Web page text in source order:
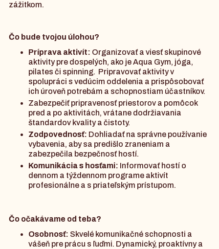
zážitkom.
Čo bude tvojou úlohou?
Príprava aktivít: Organizovať a viesť skupinové
aktivity pre dospelých, ako je Aqua Gym, jóga,
pilates či spinning. Pripravovať aktivity v
spolupráci s vedúcim oddelenia a prispôsobovať
ich úroveň potrebám a schopnostiam účastníkov.
Zabezpečiť pripravenosť priestorov a pomôcok
pred a po aktivitách, vrátane dodržiavania
štandardov kvality a čistoty.
Zodpovednosť: Dohliadať na správne používanie
vybavenia, aby sa predišlo zraneniam a
zabezpečila bezpečnosť hostí.
Komunikácia s hosťami: Informovať hostí o
dennom a týždennom programe aktivít
profesionálne a s priateľským prístupom.
Čo očakávame od teba?
Osobnosť: Skvelé komunikačné schopnosti a
vášeň pre prácu s ľuďmi. Dynamický, proaktívny a